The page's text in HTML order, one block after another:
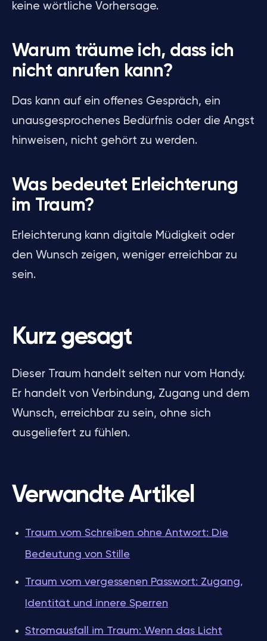
keine wörtliche Vorhersage.
Warum träume ich, dass ich
nicht anrufen kann?
Das kann auf ein offenes Gespräch, ein
unausgesprochenes Bedürfnis oder die Angst
hinweisen, nicht gehört zu werden.
Was bedeutet Erleichterung
im Traum?
Erleichterung kann digitale Müdigkeit oder
den Wunsch zeigen, weniger erreichbar zu
sein.
Kurz gesagt
Dieser Traum handelt selten nur vom Handy.
Er handelt von Verbindung, Zugang und dem
Wunsch, erreichbar zu sein, ohne sich
ausgeliefert zu fühlen.
Verwandte Artikel
Traum vom Schreiben ohne Antwort: Die
Bedeutung von Stille
Traum vom vergessenen Passwort: Zugang,
Identität und innere Sperren
Stromausfall im Traum: Wenn das Licht